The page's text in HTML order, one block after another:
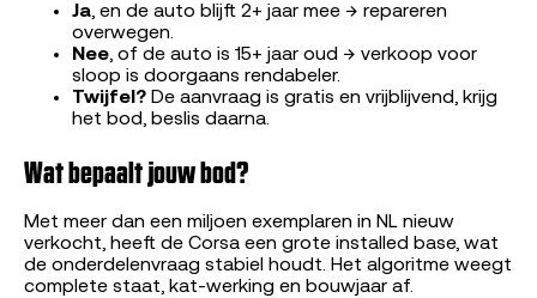
Ja, en de auto blijft 2+ jaar mee → repareren
overwegen.
Nee, of de auto is 15+ jaar oud → verkoop voor
sloop is doorgaans rendabeler.
Twijfel? De aanvraag is gratis en vrijblijvend, krijg
het bod, beslis daarna.
Wat bepaalt jouw bod?
Met meer dan een miljoen exemplaren in NL nieuw
verkocht, heeft de Corsa een grote installed base, wat
de onderdelenvraag stabiel houdt. Het algoritme weegt
complete staat, kat-werking en bouwjaar af.